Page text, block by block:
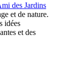
des Jardins
et de nature.
idées
et des